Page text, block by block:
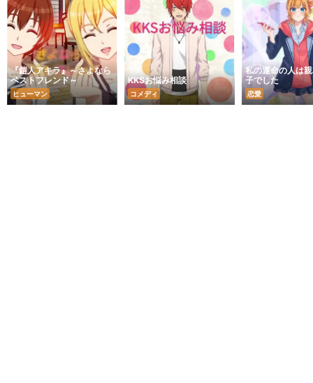
『鎧人アキラ』～さよなら
ベストフレンド～
ヒューマン
KKSお悩み相談
コメディ
私の運命の人は
子でした
恋愛